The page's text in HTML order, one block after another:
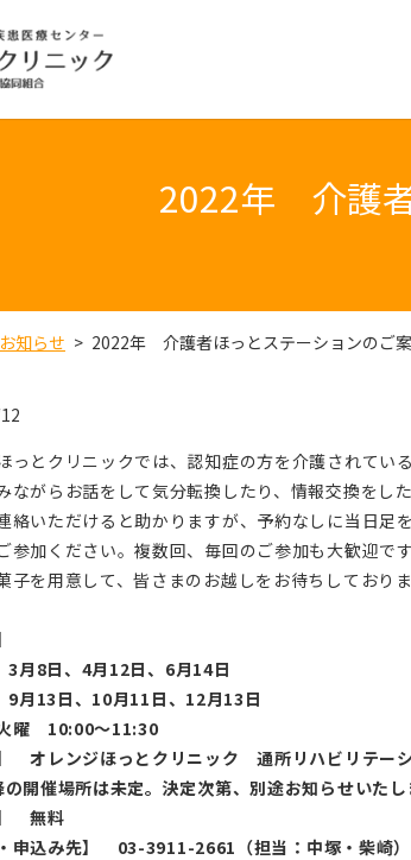
2022年 介護
お知らせ 2022年 介護者ほっとステーションのご
っとクリニックでは、認知症の方を介護されてい
ながらお話をして気分転換したり、情報交換をし
絡いただけると助かりますが、予約なしに当日足
参加ください。複数回、毎回のご参加も大歓迎です
子を用意して、皆さまのお越しをお待ちしておりま
3月8日、4月12日、6月14日
9月13日、10月11日、12月13日
曜 10:00～11:30
オレンジほっとクリニック 通所リハビリテー
開催場所は未定。決定次第、別途お知らせいたし
】 無料
・申込み先】 03-3911-2661（担当：中塚・柴崎）